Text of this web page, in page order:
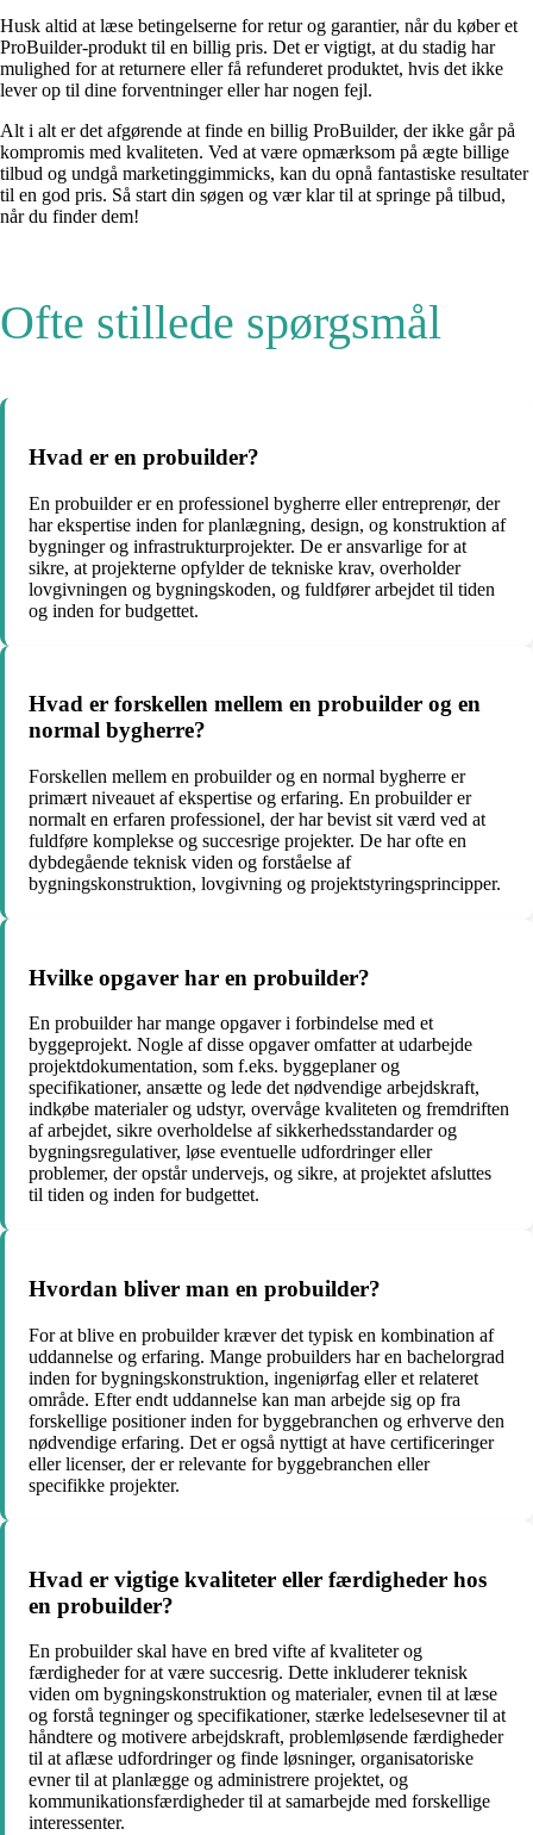
Husk altid at læse betingelserne for retur og garantier, når du køber et
ProBuilder-produkt til en billig pris. Det er vigtigt, at du stadig har
mulighed for at returnere eller få refunderet produktet, hvis det ikke
lever op til dine forventninger eller har nogen fejl.
Alt i alt er det afgørende at finde en billig ProBuilder, der ikke går på
kompromis med kvaliteten. Ved at være opmærksom på ægte billige
tilbud og undgå marketinggimmicks, kan du opnå fantastiske resultater
til en god pris. Så start din søgen og vær klar til at springe på tilbud,
når du finder dem!
Ofte stillede spørgsmål
Hvad er en probuilder?
En probuilder er en professionel bygherre eller entreprenør, der
har ekspertise inden for planlægning, design, og konstruktion af
bygninger og infrastrukturprojekter. De er ansvarlige for at
sikre, at projekterne opfylder de tekniske krav, overholder
lovgivningen og bygningskoden, og fuldfører arbejdet til tiden
og inden for budgettet.
Hvad er forskellen mellem en probuilder og en
normal bygherre?
Forskellen mellem en probuilder og en normal bygherre er
primært niveauet af ekspertise og erfaring. En probuilder er
normalt en erfaren professionel, der har bevist sit værd ved at
fuldføre komplekse og succesrige projekter. De har ofte en
dybdegående teknisk viden og forståelse af
bygningskonstruktion, lovgivning og projektstyringsprincipper.
Hvilke opgaver har en probuilder?
En probuilder har mange opgaver i forbindelse med et
byggeprojekt. Nogle af disse opgaver omfatter at udarbejde
projektdokumentation, som f.eks. byggeplaner og
specifikationer, ansætte og lede det nødvendige arbejdskraft,
indkøbe materialer og udstyr, overvåge kvaliteten og fremdriften
af arbejdet, sikre overholdelse af sikkerhedsstandarder og
bygningsregulativer, løse eventuelle udfordringer eller
problemer, der opstår undervejs, og sikre, at projektet afsluttes
til tiden og inden for budgettet.
Hvordan bliver man en probuilder?
For at blive en probuilder kræver det typisk en kombination af
uddannelse og erfaring. Mange probuilders har en bachelorgrad
inden for bygningskonstruktion, ingeniørfag eller et relateret
område. Efter endt uddannelse kan man arbejde sig op fra
forskellige positioner inden for byggebranchen og erhverve den
nødvendige erfaring. Det er også nyttigt at have certificeringer
eller licenser, der er relevante for byggebranchen eller
specifikke projekter.
Hvad er vigtige kvaliteter eller færdigheder hos
en probuilder?
En probuilder skal have en bred vifte af kvaliteter og
færdigheder for at være succesrig. Dette inkluderer teknisk
viden om bygningskonstruktion og materialer, evnen til at læse
og forstå tegninger og specifikationer, stærke ledelsesevner til at
håndtere og motivere arbejdskraft, problemløsende færdigheder
til at aflæse udfordringer og finde løsninger, organisatoriske
evner til at planlægge og administrere projektet, og
kommunikationsfærdigheder til at samarbejde med forskellige
interessenter.